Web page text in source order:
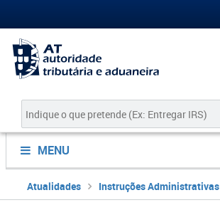
MENU
Atualidades Instruções Administrativas